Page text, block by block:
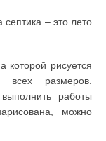
– это лето
которой рисуется
всех размеров.
работы
можно